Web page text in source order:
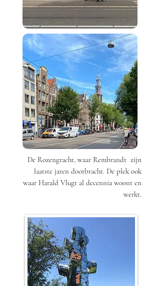
De Rozengracht, waar Rembrandt zijn
laatste jaren doorbracht. De plek ook
waar Harald Vlugt al decennia woont en
werkt.